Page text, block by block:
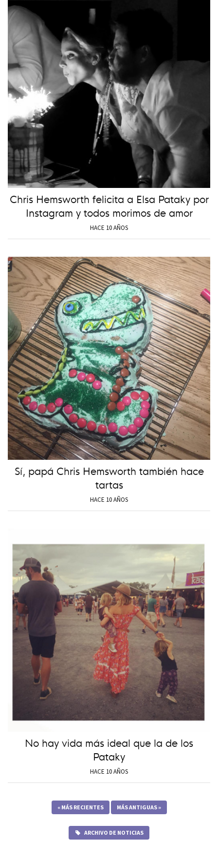
Chris Hemsworth felicita a Elsa Pataky por
Instagram y todos morimos de amor
HACE 10 AÑOS
Sí, papá Chris Hemsworth también hace
tartas
HACE 10 AÑOS
No hay vida más ideal que la de los
Pataky
HACE 10 AÑOS
«MÁS RECIENTES MÁS ANTIGUAS »
ARCHIVO DE NOTICIAS